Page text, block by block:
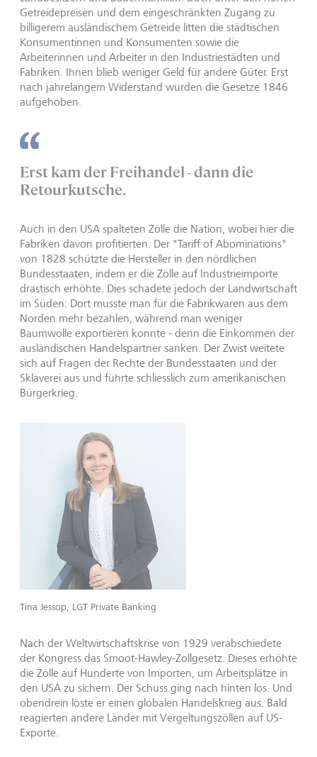
Getreidepreisen und dem eingeschränkten Zugang zu
billigerem ausländischem Getreide litten die städtischen
Konsumentinnen und Konsumenten sowie die
Arbeiterinnen und Arbeiter in den Industriestädten und
Fabriken. Ihnen blieb weniger Geld für andere Güter. Erst
nach jahrelangem Widerstand wurden die Gesetze 1846
aufgehoben.
Erst kam der Freihandel - dann die
Retourkutsche.
Auch in den USA spalteten Zölle die Nation, wobei hier die
Fabriken davon profitierten. Der "Tariff of Abominations"
von 1828 schützte die Hersteller in den nördlichen
Bundesstaaten, indem er die Zölle auf Industrieimporte
drastisch erhöhte. Dies schadete jedoch der Landwirtschaft
im Süden: Dort musste man für die Fabrikwaren aus dem
Norden mehr bezahlen, während man weniger
Baumwolle exportieren konnte - denn die Einkommen der
ausländischen Handelspartner sanken. Der Zwist weitete
sich auf Fragen der Rechte der Bundesstaaten und der
Sklaverei aus und führte schliesslich zum amerikanischen
Bürgerkrieg.
Tina Jessop, LGT Private Banking
Nach der Weltwirtschaftskrise von 1929 verabschiedete
der Kongress das Smoot-Hawley-Zollgesetz. Dieses erhöhte
die Zölle auf Hunderte von Importen, um Arbeitsplätze in
den USA zu sichern. Der Schuss ging nach hinten los. Und
obendrein löste er einen globalen Handelskrieg aus. Bald
reagierten andere Länder mit Vergeltungszöllen auf US-
Exporte.